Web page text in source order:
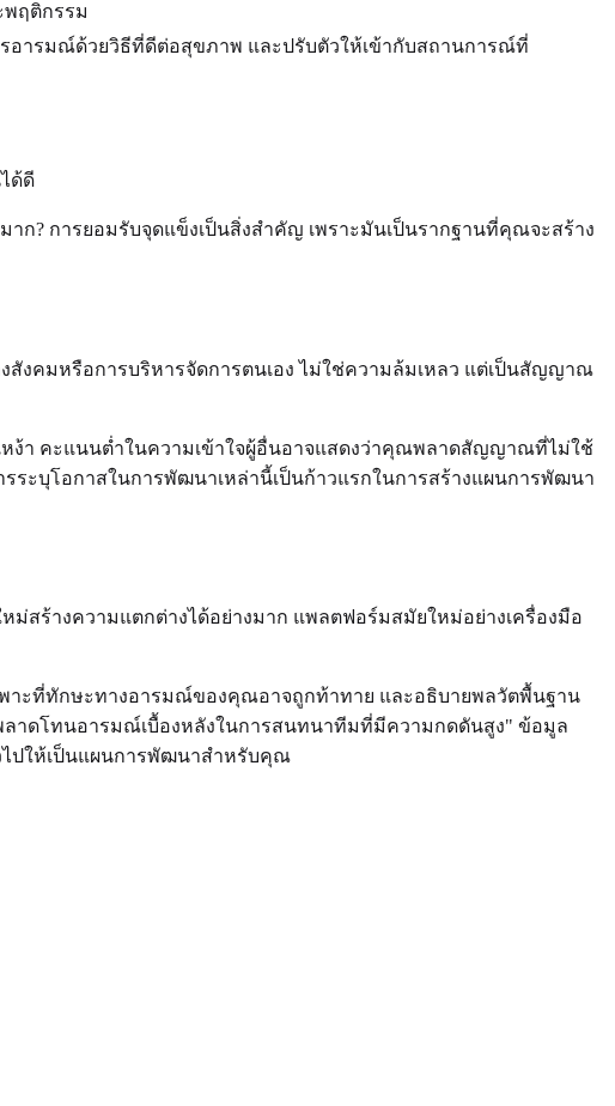
ฤติกรรม
ารมณ์ด้วยวิธีที่ดีต่อสุขภาพ และปรับตัวให้เข้ากับสถานการณ์ที่
ด้ดี
ก? การยอมรับจุดแข็งเป็นสิ่งสำคัญ เพราะมันเป็นรากฐานที่คุณจะสร้าง
งคมหรือการบริหารจัดการตนเอง ไม่ใช่ความล้มเหลว แต่เป็นสัญญาณ
หง้า คะแนนต่ำในความเข้าใจผู้อื่นอาจแสดงว่าคุณพลาดสัญญาณที่ไม่ใช้
ะบุโอกาสในการพัฒนาเหล่านี้เป็นก้าวแรกในการสร้างแผนการพัฒนา
ร้างความแตกต่างได้อย่างมาก แพลตฟอร์มสมัยใหม่อย่างเครื่องมือ
าะที่ทักษะทางอารมณ์ของคุณอาจถูกท้าทาย และอธิบายพลวัตพื้นฐาน
าดโทนอารมณ์เบื้องหลังในการสนทนาทีมที่มีความกดดันสูง" ข้อมูล
ไปให้เป็นแผนการพัฒนาสำหรับคุณ